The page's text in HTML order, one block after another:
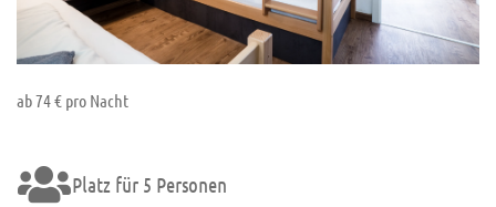
ab 74 € pro Nacht
Platz für 5 Personen